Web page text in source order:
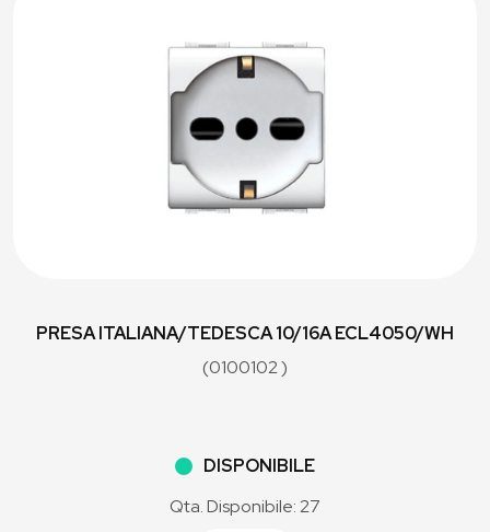
PRESA ITALIANA/TEDESCA 10/16A ECL4050/WH
(0100102 )
DISPONIBILE
Qta. Disponibile: 27